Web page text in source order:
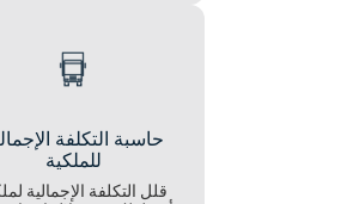
حاسبة التكلفة
للملكية
قلل التكلفة الإجمالية